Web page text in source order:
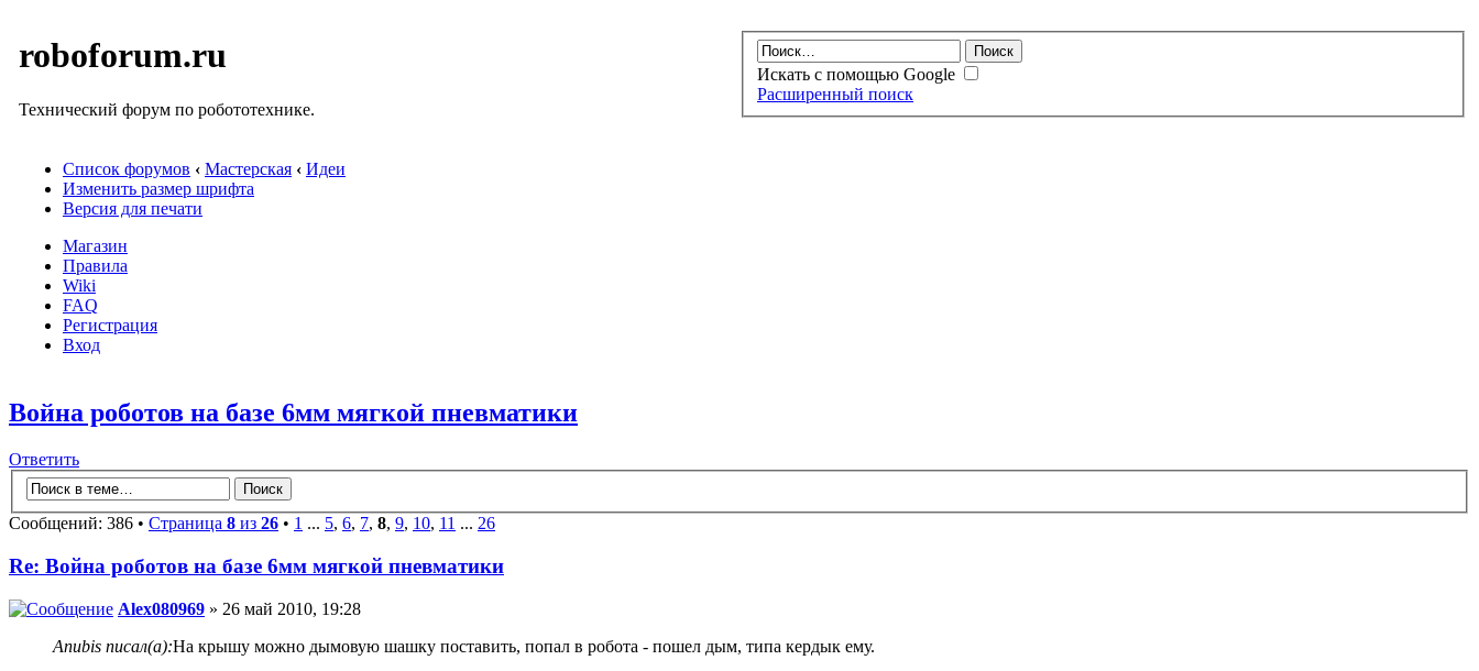
roboforum.ru
Технический форум по робототехнике.
Искать с помощью Google
Расширенный поиск
Список форумов ‹ Мастерская ‹ Идеи
Изменить размер шрифта
Версия для печати
Магазин
Правила
Wiki
FAQ
Регистрация
Вход
Война роботов на базе 6мм мягкой пневматики
Ответить
Сообщений: 386 • Страница 8 из 26 • 1 ... 5, 6, 7, 8, 9, 10, 11 ... 26
Re: Война роботов на базе 6мм мягкой пневматики
Alex080969 » 26 май 2010, 19:28
Anubis писал(а):На крышу можно дымовую шашку поставить, попал в робота - пошел дым, типа кердык ему.